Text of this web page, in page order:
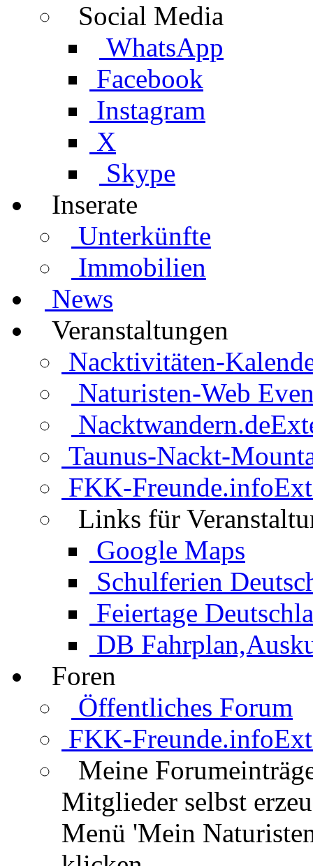
Social Media
WhatsApp
Facebook
Instagram
X
Skype
Inserate
Unterkünfte
Immobilien
News
Veranstaltungen
Nacktivitäten-
Naturisten-Web
Nacktwandern.de
Taunus-Nackt-
FKK-Freunde.info
Links für
Google Maps
Schulferien
Feiertage
DB
Foren
Öffentliches Forum
FKK-Freunde.info
Meine
Mitglieder selbst
Menü 'Mein